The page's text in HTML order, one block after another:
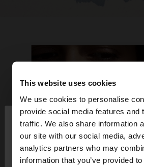
This website uses cookies
We use cookies to personalise
provide social media features and
traffic. We also share information
our site with our social media,
analytics partners who may
information that you’ve provided
bună ziua
Accesați site-ul din Romania.
site-ul nostru din United States?